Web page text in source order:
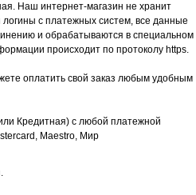
Наш интернет-магазин не хранит
с платежных систем, все данные
и обрабатываются в специальном
происходит по протоколу https.
оплатить свой заказ любым удобным
Кредитная) с любой платежной
Maestro, Мир